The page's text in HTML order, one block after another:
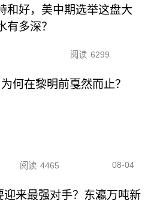
和好，美中期选举这盘大
有多深？
阅读 6299
何在黎明前戛然而止？
阅读 4465 08-04
迎来最强对手？东瀛万吨新